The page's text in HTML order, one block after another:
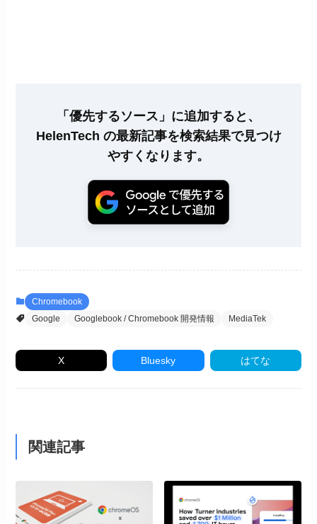
「優先するソース」に追加すると、
HelenTech の最新記事を検索結果で見つけ
やすくなります。
Chromebook
Google
Googlebook / Chromebook 開発情報 MediaTek
X Bluesky はてな
関連記事